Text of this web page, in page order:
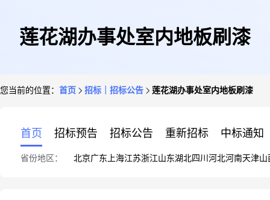
莲花湖办事处室内地板刷漆
您当前的位置： 首页 招标｜招标公告 莲花湖办事处室内地板刷漆
首页 招标预告 招标公告 重新招标 中标通知
省份地区： 北京广东 上海江苏浙江山东湖北四川 河北河南天津山